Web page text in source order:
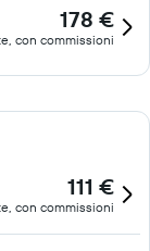
178 €
con commissioni
111 €
con commissioni